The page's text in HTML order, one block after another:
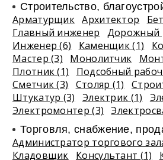
Строительство,
Арматурщик Архитектор
Главный инженер
Дорожный
Инженер (6)
Каменщик (1)
Мастер (3)
Монолитчик
Плотник (1)
Подсобный
Сметчик (3)
Столяр (1)
Штукатур (3)
Электрик (1)
Электромонтер (3)
Торговля, снабжение,
Администратор торгового
Кладовщик
Консультант (1)